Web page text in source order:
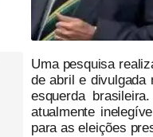
Uma pesquisa
de abril e divulgada
esquerda
atualmente
para as eleições